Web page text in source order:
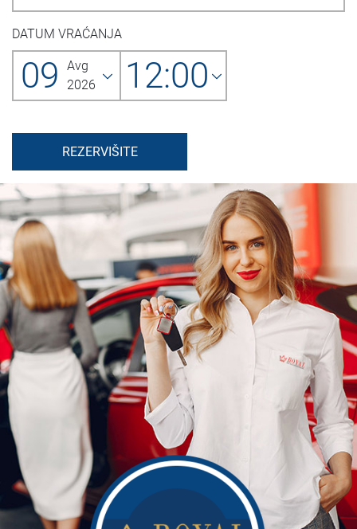
DATUM VRAĆANJA
09
Avg
2026
12:00
REZERVIŠITE